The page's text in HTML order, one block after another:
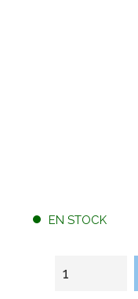
EN STOCK